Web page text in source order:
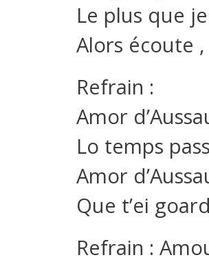
Le plus que
Alors écoute
Refrain :
Amor
Lo temps
Amor
Que t’ei
Refrain :